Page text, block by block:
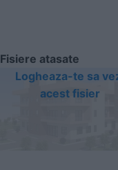
Fisiere atasate
Logheaza-te sa
acest fisier